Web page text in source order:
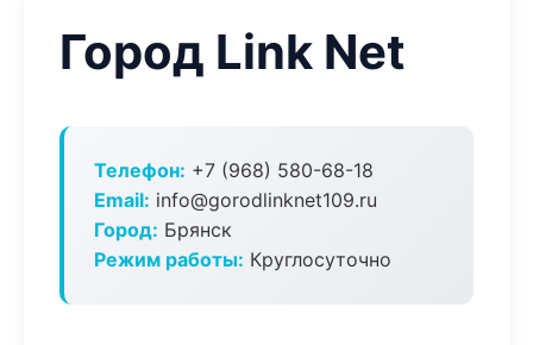
Город Link Net
Телефон: +7 (968) 580-68-18
Email: info@gorodlinknet109.ru
Город: Брянск
Режим работы: Круглосуточно